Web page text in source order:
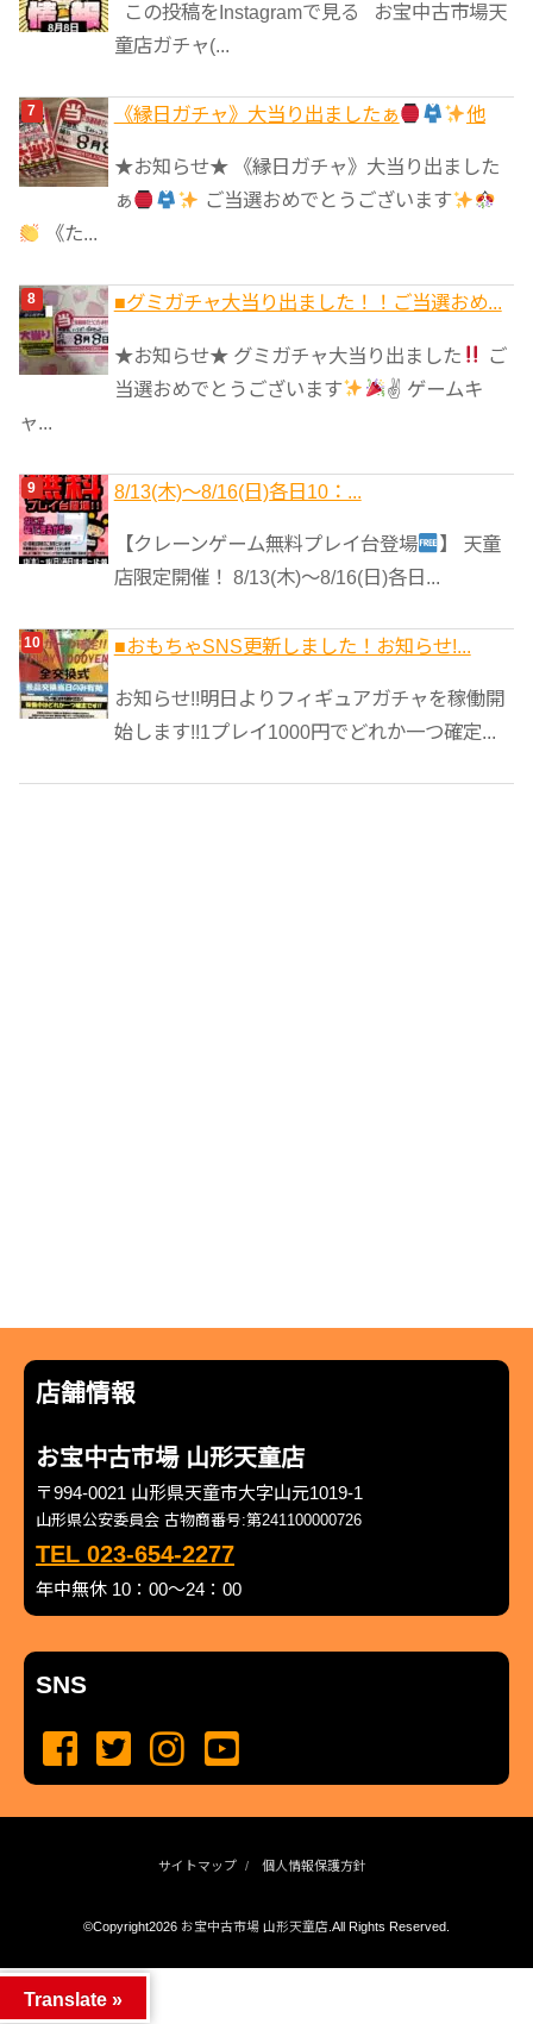
この投稿をInstagramで見る お宝中古市場天
童店ガチャ(...
《縁日ガチャ》大当り出ましたぁ 他
★お知らせ★ 《縁日ガチャ》大当り出ました
ぁ
ご当選おめでとうございます
《た...
■グミガチャ大当り出ました！！ご当選おめ...
★お知らせ★ グミガチャ大当り出ました
ご
当選おめでとうございます
✌ ゲームキ
ャ...
8/13(木)～8/16(日)各日10：...
【クレーンゲーム無料プレイ台登場
】 天童
店限定開催！ 8/13(木)～8/16(日)各日...
■おもちゃSNS更新しました！お知らせ!...
お知らせ!!明日よりフィギュアガチャを稼働開
始します!!1プレイ1000円でどれか一つ確定...
店舗情報
お宝中古市場 山形天童店
〒994-0021 山形県天童市大字山元1019-1
山形県公安委員会 古物商番号:第241100000726
TEL 023-654-2277
年中無休 10：00～24：00
SNS
サイトマップ 個人情報保護方針
©Copyright2026 お宝中古市場 山形天童店.All Rights Reserved.
Translate »